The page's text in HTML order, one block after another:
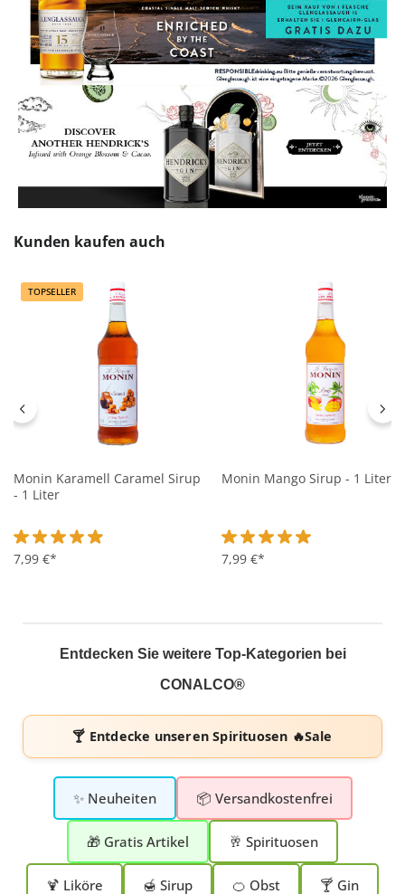
Produktgalerie überspringen
Kunden kaufen auch
TOPSELLER
Monin Karamell Caramel Sirup
- 1 Liter
Durchschnittliche Bewertung von 4.9 von 5 Sternen
7,99 €*
Monin Mango Sirup - 1 Liter
Durchschnittliche
7,99 €*
Entdecken Sie weitere Top-Kategorien bei
CONALCO®
🍸 Entdecke unserenSpirituosen 🔥Sale
✨ Neuheiten 📦 Versandkostenfrei
🎁 Gratis Artikel 🥂 Spirituosen
🍹 Liköre 🍯 Sirup 🍊 Obst 🍸 Gin